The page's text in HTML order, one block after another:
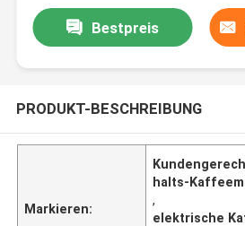
Bestpreis
PRODUKT-BESCHREIBUNG
Markieren:
halts-
,
elektrische